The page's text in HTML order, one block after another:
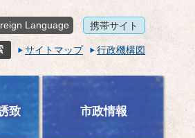
Language 携帯サイト
サイトマップ 行政機構図
致 市政情報